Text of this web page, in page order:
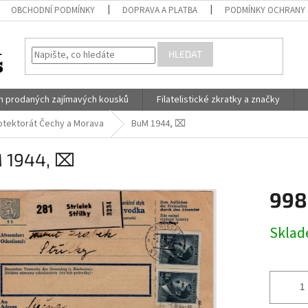
OBCHODNÍ PODMÍNKY DOPRAVA A PLATBA PODMÍNKY
HLEDAT
prodaných zajímavých kousků
Filatelistické zkratky a značky
Čechy a Morava
BuM 1944, ⌧︎
1944, ⌧︎
cena: